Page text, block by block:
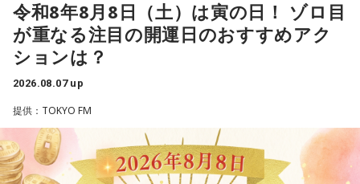
てみては。
4．どうやって放水しているのか……我慢しすぎ度20％
上手な出し方を気にしたあなた。本音を出そうという意識は
しっかり持っているので、我慢しすぎは少なめです。ただ、
ことも。完璧を意識しすぎず、素直に伝えてみるのがコツで
す。
＊
次の中から近いものを1つ選んでください。
1． 水がこぼれてしまうことはないのか
2． こんなに水は必要なのか
3． ひび割れなど壊れる心配はないか
4． どうやって放水しているのか
【解説】
この心理テストでわかることは、あなたの「我慢しすぎ・自
己主張ニガテ度」です。
令和8年8月8日（土）は寅の日！ ゾロ目
が重なる注目の開運日のおすすめアク
ションは？
2026.08.07 up
提供：TOKYO FM